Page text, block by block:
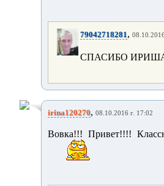
79042718281,
СПАСИБО
irina120270, 08.10.2016 г. 17:02
Вовка!!! Привет!!!!